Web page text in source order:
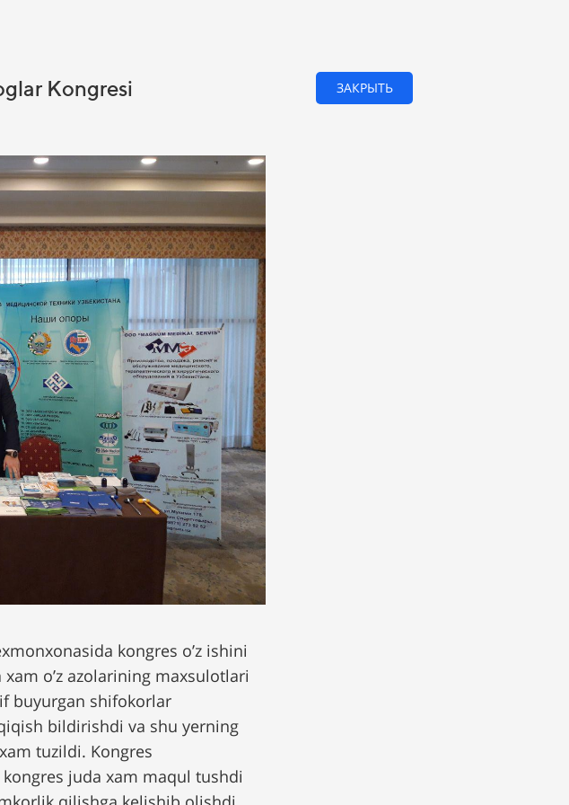
Kongresi ЗАКРЫТЬ
kongres o’z ishini
o’z azolarining maxsulotlari
buyurgan shifokorlar
bildirishdi va shu yerning
tuzildi. Kongres
juda xam maqul tushdi